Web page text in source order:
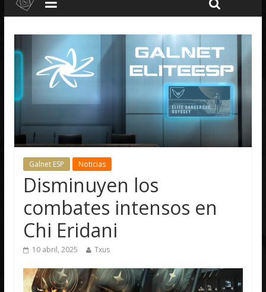
Galnet ESP Noticias
Disminuyen los
combates intensos en
Chi Eridani
10 abril, 2025 Txus